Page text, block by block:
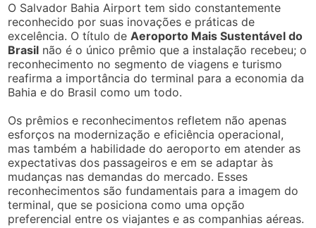
O Salvador Bahia Airport tem sido constantemente
reconhecido por suas inovações e práticas de
excelência. O título de Aeroporto Mais Sustentável do
Brasil não é o único prêmio que a instalação recebeu; o
reconhecimento no segmento de viagens e turismo
reafirma a importância do terminal para a economia da
Bahia e do Brasil como um todo.
Os prêmios e reconhecimentos refletem não apenas
esforços na modernização e eficiência operacional,
mas também a habilidade do aeroporto em atender as
expectativas dos passageiros e em se adaptar às
mudanças nas demandas do mercado. Esses
reconhecimentos são fundamentais para a imagem do
terminal, que se posiciona como uma opção
preferencial entre os viajantes e as companhias aéreas.